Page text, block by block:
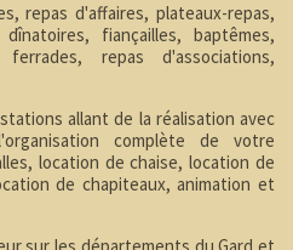
repas d'affaires, plateaux-repas,
fiançailles, baptêmes,
ferrades, repas d'associations,
allant de la réalisation avec
complète de votre
location de chaise, location de
de chapiteaux, animation et